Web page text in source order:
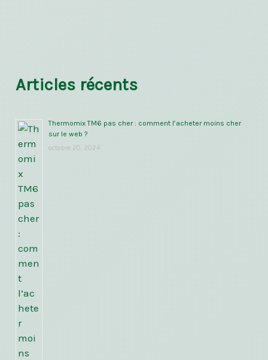
Articles récents
Thermomix TM6 pas cher : comment l’acheter moins cher
sur le web ?
octobre 20, 2024